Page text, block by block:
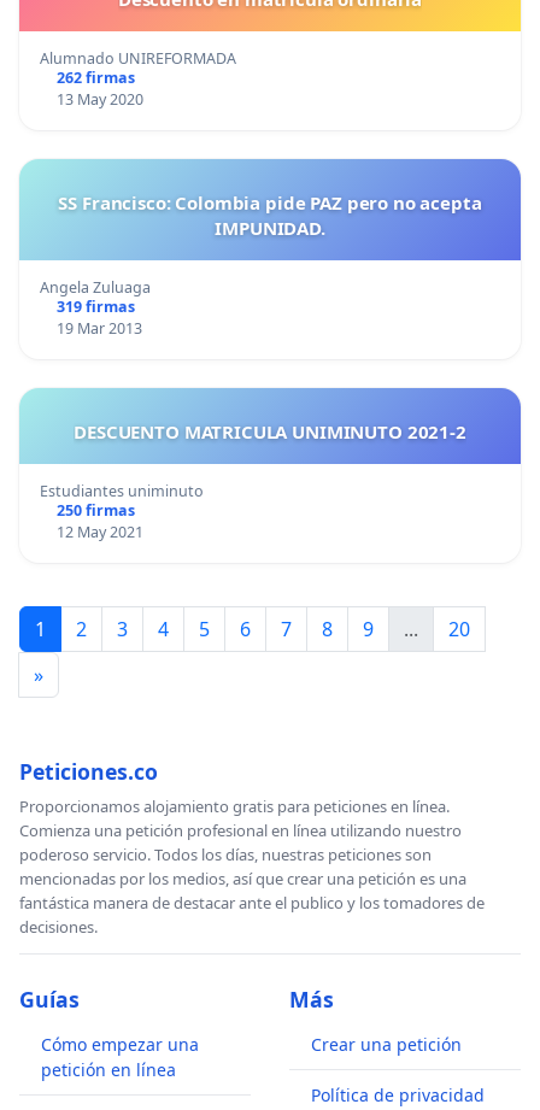
Alumnado UNIREFORMADA
262 firmas
13 May 2020
SS Francisco: Colombia pide PAZ pero no acepta
IMPUNIDAD.
Angela Zuluaga
319 firmas
19 Mar 2013
DESCUENTO MATRICULA UNIMINUTO 2021-2
Estudiantes uniminuto
250 firmas
12 May 2021
1 2 3 4 5 6 7 8 9 ...
20
»
Peticiones.co
Proporcionamos alojamiento gratis para peticiones en línea.
Comienza una petición profesional en línea utilizando nuestro
poderoso servicio. Todos los días, nuestras peticiones son
mencionadas por los medios, así que crear una petición es una
fantástica manera de destacar ante el publico y los tomadores de
decisiones.
Guías
Cómo empezar una
petición en línea
Más
Crear una petición
Política de privacidad